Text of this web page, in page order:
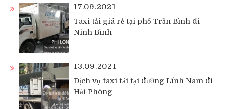
17.09.2021
Taxi tải giá rẻ tại phố Trần Bình đi
Ninh Bình
13.09.2021
Dịch vụ taxi tải tại đường Lĩnh Nam đi
Hải Phòng